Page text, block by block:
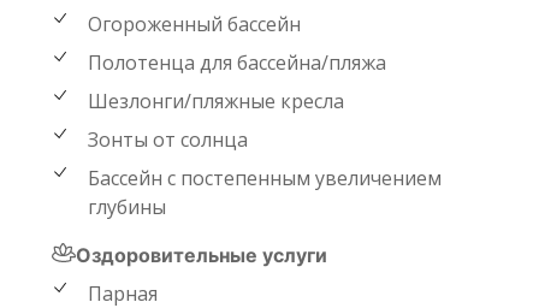
Огороженный бассейн
Полотенца для бассейна/пляжа
Шезлонги/пляжные кресла
Зонты от солнца
Бассейн с постепенным увеличением
глубины
Оздоровительные услуги
Парная